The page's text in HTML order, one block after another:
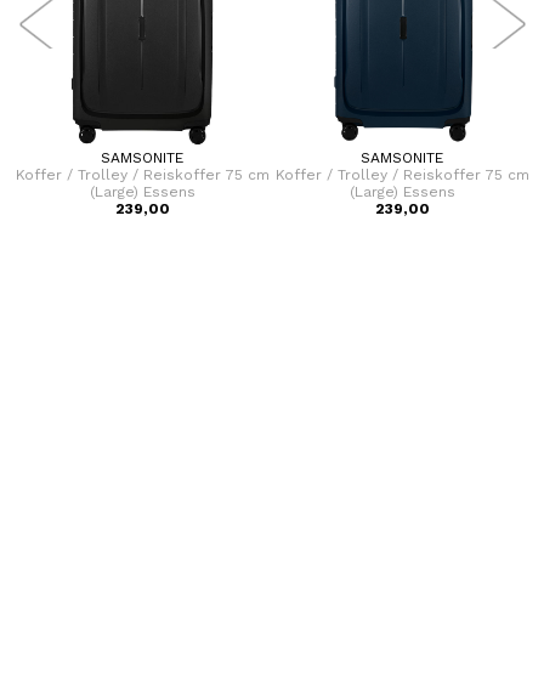
SAMSONITE
Koffer / Trolley / Reiskoffer 75 cm
(Large) Essens
239,00
SAMSONITE
Koffer / Trolley / Reiskoffer 75 cm
(Large) Essens
239,00